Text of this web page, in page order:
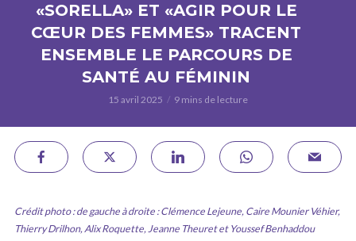
«SORELLA» ET «AGIR POUR LE
CŒUR DES FEMMES» TRACENT
ENSEMBLE LE PARCOURS DE
SANTÉ AU FÉMININ
15 avril 2025 9 mins de lecture
Crédit photo : de gauche à droite : Clémence Lejeune, Caire Mounier Véhier,
Thierry Drilhon, Alix Roquette, Jeanne Theuret et Youssef Benhaddou